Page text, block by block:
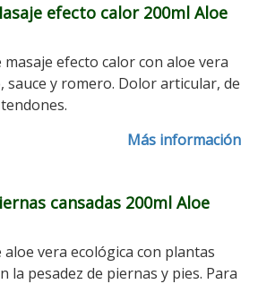
efecto calor 200ml Aloe
masaje efecto calor con aloe vera
sauce y romero. Dolor articular, de
Más información
cansadas 200ml Aloe
aloe vera ecológica con plantas
la pesadez de piernas y pies. Para